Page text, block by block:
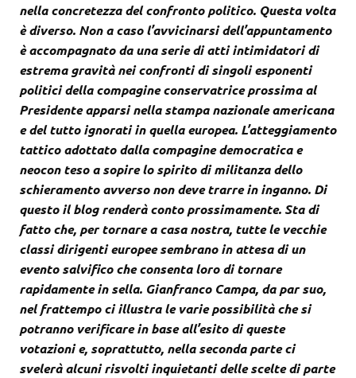
nella concretezza del confronto politico. Questa volta
è diverso. Non a caso l’avvicinarsi dell’appuntamento
è accompagnato da una serie di atti intimidatori di
estrema gravità nei confronti di singoli esponenti
politici della compagine conservatrice prossima al
Presidente apparsi nella stampa nazionale americana
e del tutto ignorati in quella europea. L’atteggiamento
tattico adottato dalla compagine democratica e
neocon teso a sopire lo spirito di militanza dello
schieramento avverso non deve trarre in inganno. Di
questo il blog renderà conto prossimamente. Sta di
fatto che, per tornare a casa nostra, tutte le vecchie
classi dirigenti europee sembrano in attesa di un
evento salvifico che consenta loro di tornare
rapidamente in sella. Gianfranco Campa, da par suo,
nel frattempo ci illustra le varie possibilità che si
potranno verificare in base all’esito di queste
votazioni e, soprattutto, nella seconda parte ci
svelerà alcuni risvolti inquietanti delle scelte di parte